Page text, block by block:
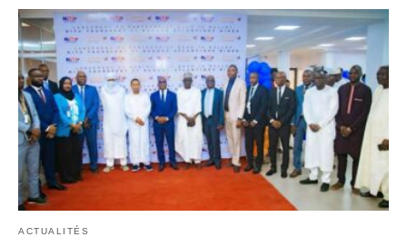
ACTUALITÉS